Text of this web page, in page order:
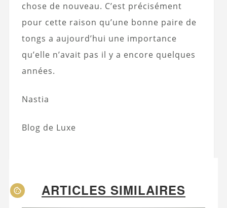
chose de nouveau. C’est précisément
pour cette raison qu’une bonne paire de
tongs a aujourd’hui une importance
qu’elle n’avait pas il y a encore quelques
années.
Nastia
Blog de Luxe
ARTICLES SIMILAIRES